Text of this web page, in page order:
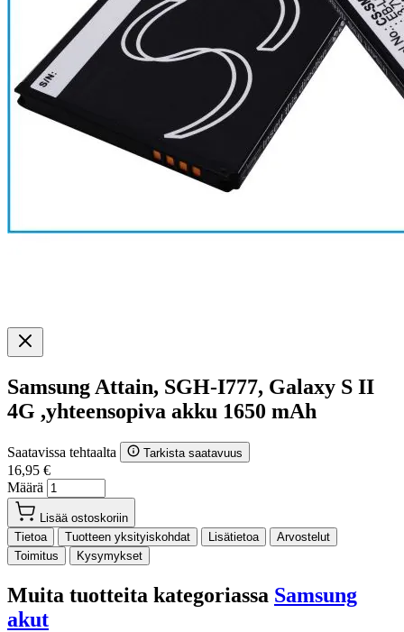
Samsung Attain, SGH-I777, Galaxy S II
4G ,yhteensopiva akku 1650 mAh
Saatavissa tehtaalta Tarkista saatavuus
16,95 €
Määrä
Lisää ostoskoriin
Tietoa
Tuotteen yksityiskohdat Lisätietoa
Arvostelut
Toimitus
Kysymykset
Muita tuotteita kategoriassa Samsung
akut